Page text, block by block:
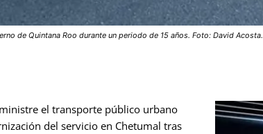
de Quintana Roo durante un periodo de 15 años. Foto: David Acosta.
el transporte público urbano
del servicio en Chetumal tras